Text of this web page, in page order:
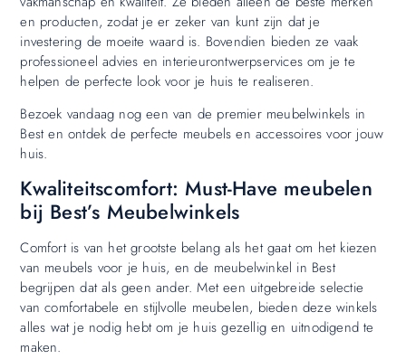
en producten, zodat je er zeker van kunt zijn dat je
investering de moeite waard is. Bovendien bieden ze vaak
professioneel advies en interieurontwerpservices om je te
helpen de perfecte look voor je huis te realiseren.
Bezoek vandaag nog een van de premier meubelwinkels in
Best en ontdek de perfecte meubels en accessoires voor jouw
huis.
Kwaliteitscomfort: Must-Have meubelen
bij Best’s Meubelwinkels
Comfort is van het grootste belang als het gaat om het kiezen
van meubels voor je huis, en de meubelwinkel in Best
begrijpen dat als geen ander. Met een uitgebreide selectie
van comfortabele en stijlvolle meubelen, bieden deze winkels
alles wat je nodig hebt om je huis gezellig en uitnodigend te
maken.